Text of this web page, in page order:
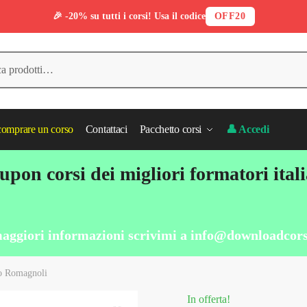
un corso Contattaci Pacchetto corsi 👤 Accedi
corsi dei migliori formatori
informazioni scrivimi a
Romagnoli
In offerta!
🎉 -20% su tutti i corsi! Usa il codice OFF20